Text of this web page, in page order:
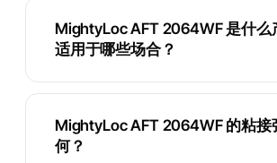
MightyLoc AFT 2064WF 是什么
适用于哪些场合？
MightyLoc AFT 2064WF 的粘接
何？